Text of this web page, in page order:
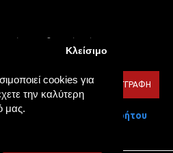
cookies για
την καλύτερη
μας.
Κλείσιμο
ΕΓΓΡΑΦΉ
τους Πολιτική Απορρήτου